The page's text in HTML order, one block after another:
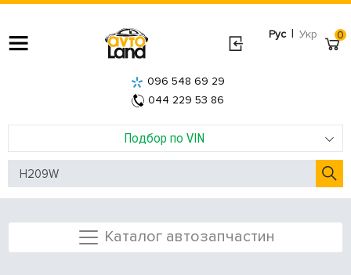
Рус | Укр
Подбор по VIN
096 548 69 29
044 229 53 86
0
Каталог автозапчастин